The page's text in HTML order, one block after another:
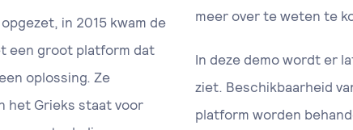
in 2015 kwam de
een groot platform dat
oplossing. Ze
het Grieks staat voor
meer over te weten te
In deze demo wordt er
ziet. Beschikbaarheid
platform worden